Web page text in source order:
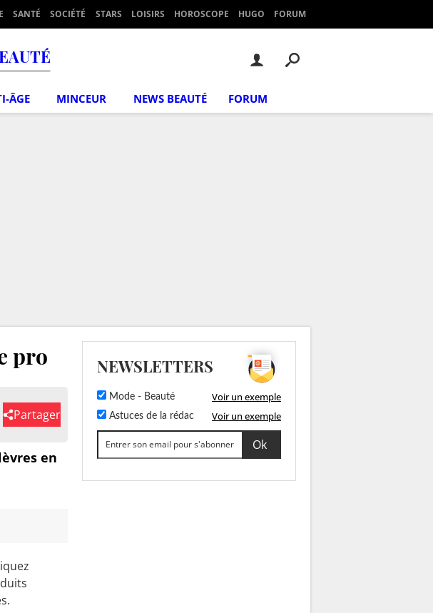
SANTÉ SOCIÉTÉ STARS LOISIRS HOROSCOPE HUGO FORUM
ÂGE MINCEUR NEWS BEAUTÉ FORUM
pro
Partager
en
NEWSLETTERS
Mode - Beauté Voir un exemple
Astuces de la rédac Voir un exemple